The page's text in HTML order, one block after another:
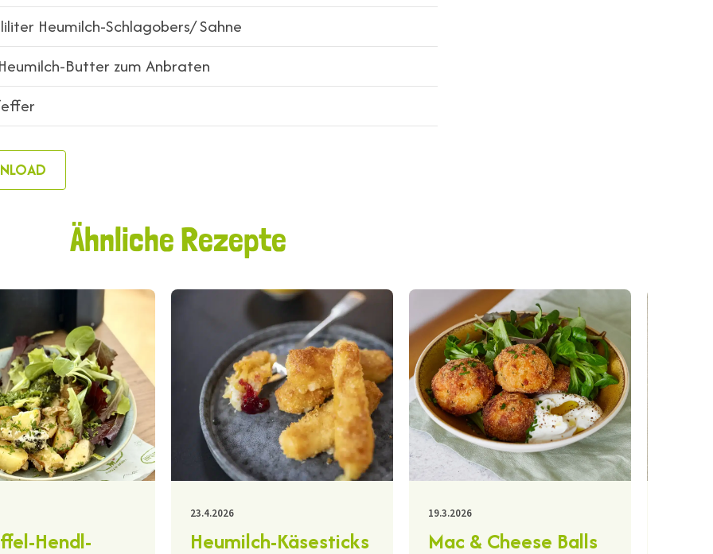
Heumilch-Schlagobers/ Sahne
Butter zum Anbraten
Ähnliche Rezepte
Hendl-
23.4.2026
Heumilch-Käsesticks
19.3.2026
Mac & Cheese Balls